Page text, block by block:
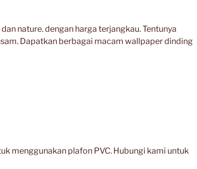
nature. dengan harga terjangkau. Tentunya
Dapatkan berbagai macam wallpaper dinding
menggunakan plafon PVC. Hubungi kami untuk